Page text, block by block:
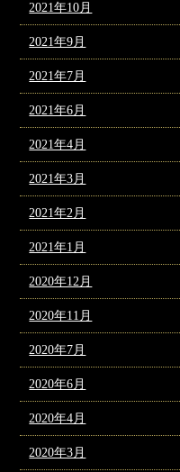
2021年10月
2021年9月
2021年7月
2021年6月
2021年4月
2021年3月
2021年2月
2021年1月
2020年12月
2020年11月
2020年7月
2020年6月
2020年4月
2020年3月